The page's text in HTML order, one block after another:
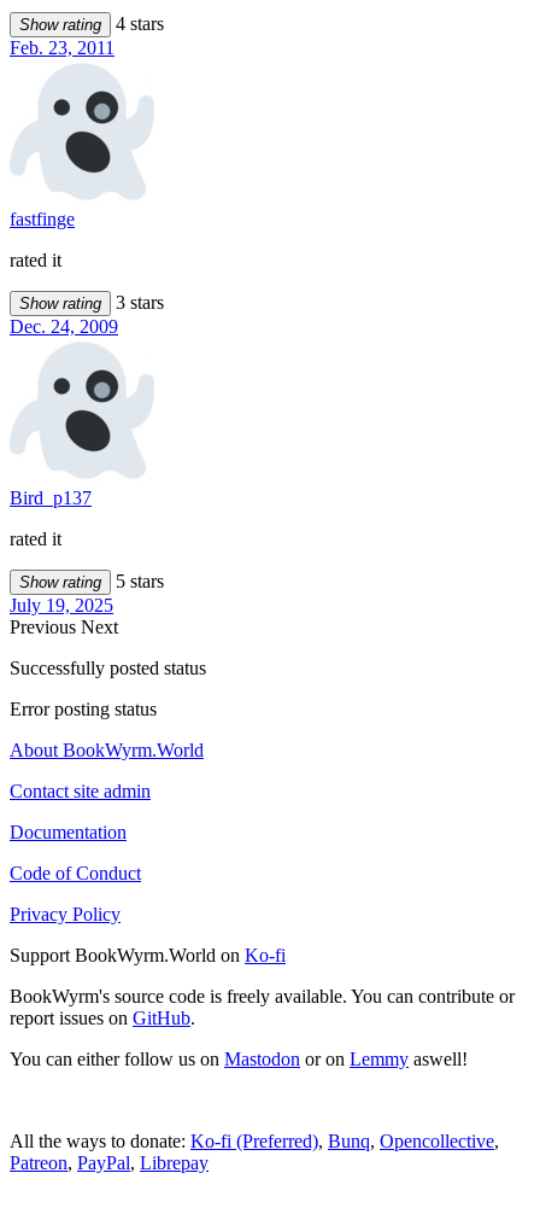
Show rating
4 stars
Feb. 23, 2011
fastfinge
rated it
Show rating
3 stars
Dec. 24, 2009
Bird_p137
rated it
Show rating
5 stars
July 19, 2025
Previous Next
Successfully posted status
Error posting status
About BookWyrm.World
Contact site admin
Documentation
Code of Conduct
Privacy Policy
Support BookWyrm.World on Ko-fi
BookWyrm's source code is freely available. You can contribute or
report issues on GitHub.
You can either follow us on Mastodon or on Lemmy aswell!
All the ways to donate: Ko-fi (Preferred), Bunq, Opencollective,
Patreon, PayPal, Librepay